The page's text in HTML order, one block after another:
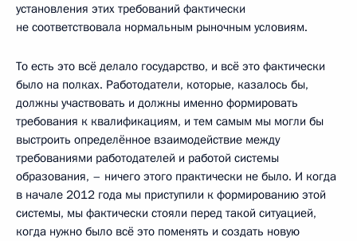
установления этих требований фактически
не соответствовала нормальным рыночным условиям.
То есть это всё делало государство, и всё это фактически
было на полках. Работодатели, которые, казалось бы,
должны участвовать и должны именно формировать
требования к квалификациям, и тем самым мы могли бы
выстроить определённое взаимодействие между
требованиями работодателей и работой системы
образования, – ничего этого практически не было. И когда
в начале 2012 года мы приступили к формированию этой
системы, мы фактически стояли перед такой ситуацией,
когда нужно было всё это поменять и создать новую